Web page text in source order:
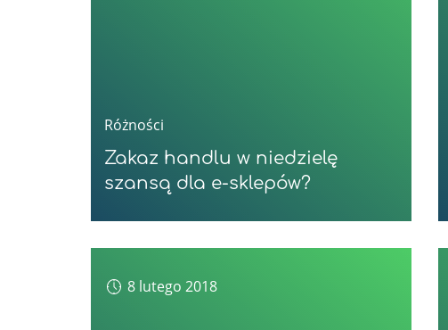
Różności
Zakaz handlu w niedzielę
szansą dla e-sklepów?
8 lutego 2018